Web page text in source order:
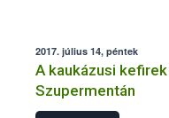
2017. július 14, péntek
A kaukázusi
Szupermentán